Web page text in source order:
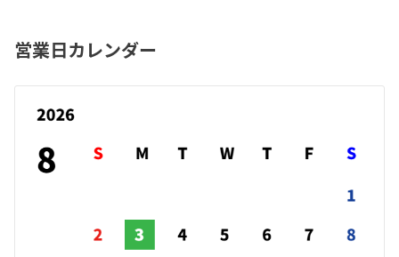
営業日カレンダー